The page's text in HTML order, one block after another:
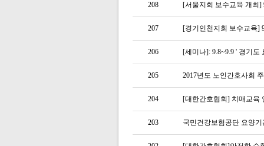
208 [서울지회 보수교육 개최
207 [경기인천지회 보수교육]
206 [세미나]: 9.8~9.9 ' 경기
205 2017년도 노인간호사회
204 [대한간호협회] 치매교육
203 국민건강보험공단 요양